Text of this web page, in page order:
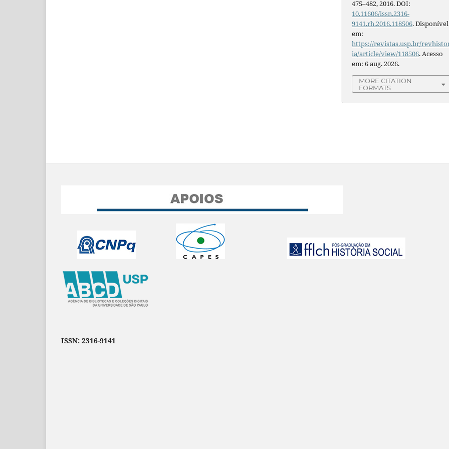
475–482, 2016. DOI:
10.11606/issn.2316-
9141.rh.2016.118506. Disponível
em:
https://revistas.usp.br/
ia/article/view/118506. Acesso
em: 6 aug. 2026.
MORE CITATION
FORMATS
ISSN: 2316-9141